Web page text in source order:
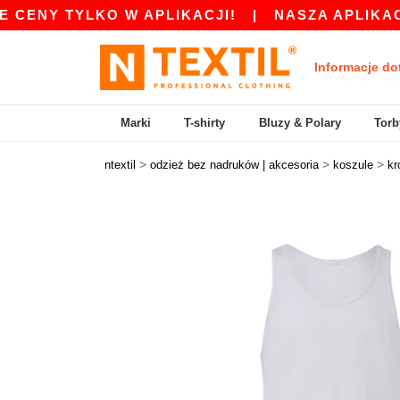
TYLKO W APLIKACJI!|NASZA APLIKACJA
Informacje
Marki T-shirty Bluzy & Polary
ntextil > odzież bez nadruków | akcesoria > koszule >